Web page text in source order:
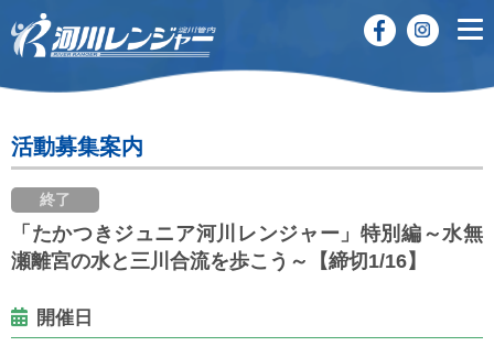
活動募集案内
終了
「たかつきジュニア河川レンジャー」特別編～水無
瀬離宮の水と三川合流を歩こう～【締切1/16】
開催日